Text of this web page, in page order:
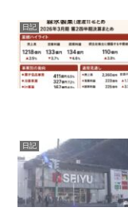
日記
日記